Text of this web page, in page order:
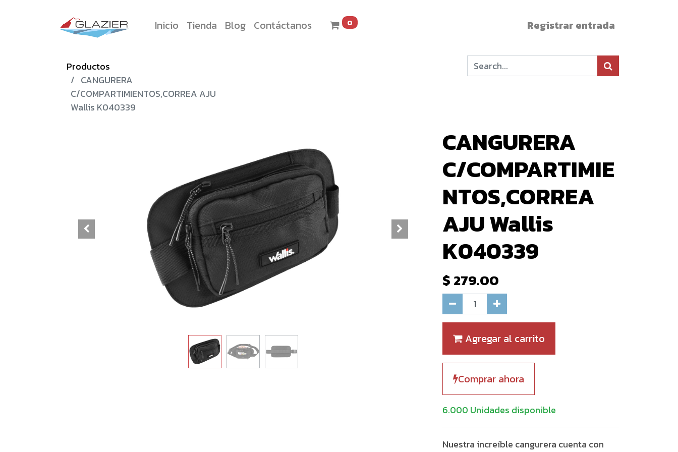
Inicio Tienda Blog Contáctanos 0 Registrar entrada
Productos
CANGURERA
C/COMPARTIMIENTOS,CORREA AJU
Wallis K040339
CANGURERA
C/COMPARTIMIE
NTOS,CORREA
AJU Wallis
K040339
$279.00
Agregar al carrito
Comprar ahora
6.000 Unidades disponible
Nuestra increíble cangurera cuenta con